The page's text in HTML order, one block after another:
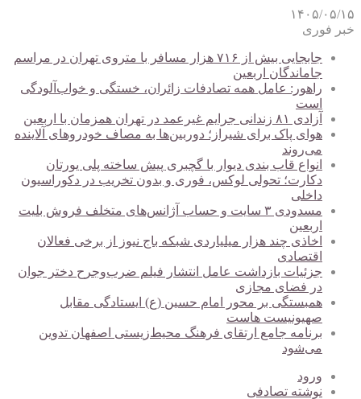
۱۴۰۵/۰۵/۱۵
خبر فوری
جابجایی بیش از ۷۱۶ هزار مسافر با متروی تهران در مراسم
جاماندگان اربعین
راهور: عامل همه تصادفات زائران، خستگی و خواب‌آلودگی
است
آزادی ۸۱ زندانی جرایم غیرعمد در تهران همزمان با اربعین
هوای پاک برای شیراز؛ دوربین‌ها به مصاف خودروهای آلاینده
می‌روند
انواع قاب بندی دیوار با گچبری پیش ساخته پلی یورتان
دکارت؛ تحولی لوکس، فوری و بدون تخریب در دکوراسیون
داخلی
مسدودی ۳ سایت و حساب آژانس‌های متخلف فروش بلیت
اربعین
اخاذی چند هزار میلیاردی شبکه باج نیوز از برخی فعالان
اقتصادی
جزئیات بازداشت عامل انتشار فیلم ضرب‌وجرح دختر جوان
در فضای مجازی
همبستگی بر محور امام حسین (ع) ایستادگی مقابل
صهیونیست هاست
برنامه جامع ارتقای فرهنگ محیط‌زیستی اصفهان تدوین
می‌شود
ورود
نوشته تصادفی